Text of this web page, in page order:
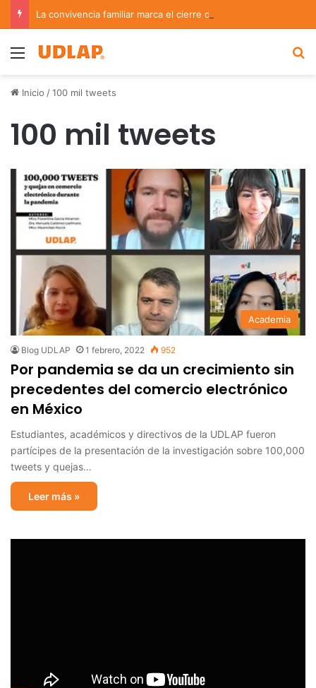
Menu
Inicio /100 mil tweets
100 mil tweets
Academia
Blog UDLAP 1 febrero, 2022 952
Por pandemia se da un crecimiento sin
precedentes del comercio electrónico
en México
Estudiantes, académicos y directivos de la UDLAP fueron
partícipes de la presentación de la investigación sobre 100,000
tweets y quejas…
Leer más »